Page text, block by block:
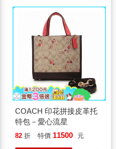
COACH 印花拼接皮革托
特包－愛心流星
82 折 特價 11500 元